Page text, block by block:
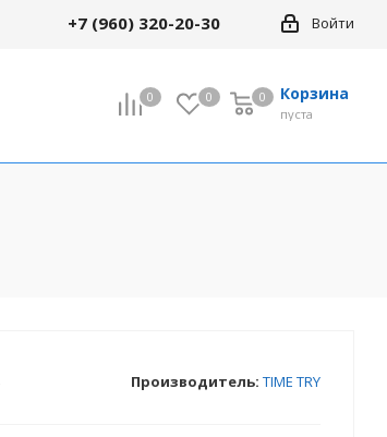
Войти
+7 (960) 320-20-30
0 0 Корзина
0
пуста
0
Производитель: TIME TRY